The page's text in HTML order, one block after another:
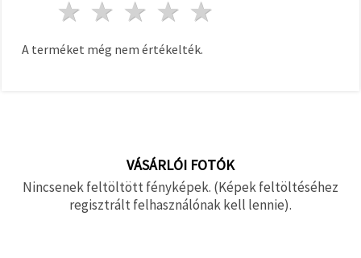
4 csillagok
3 csillagok
2 csillagok
1 csillag
A terméket még nem értékelték.
VÁSÁRLÓI FOTÓK
Nincsenek feltöltött fényképek. (Képek feltöltéséhez
regisztrált felhasználónak kell lennie).